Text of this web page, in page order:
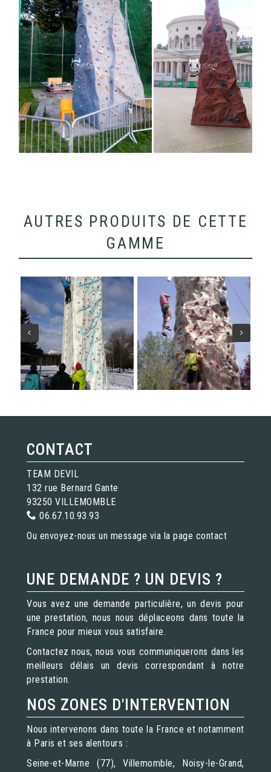
AUTRES PRODUITS DE CETTE
GAMME
CONTACT
TEAM DEVIL
132 rue Bernard Gante
93250 VILLEMOMBLE
06.67.10.93.93
Ou envoyez-nous un message via la page contact
UNE DEMANDE ? UN DEVIS ?
Vous avez une demande particulière, un devis pour
une prestation, nous nous déplaceons dans toute la
France pour mieux vous satisfaire.
Contactez nous, nous vous communiquerons dans les
meilleurs délais un devis correspondant à notre
prestation.
NOS ZONES D'INTERVENTION
Nous intervenons dans toute la France et notamment
à Paris et ses alentours :
Seine-et-Marne (77), Villemomble, Noisy-le-Grand,